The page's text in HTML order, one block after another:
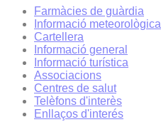
Farmàcies de guàrdia
Informació meteorològica
Cartellera
Informació general
Informació turística
Associacions
Centres de salut
Telèfons d'interès
Enllaços d'interés